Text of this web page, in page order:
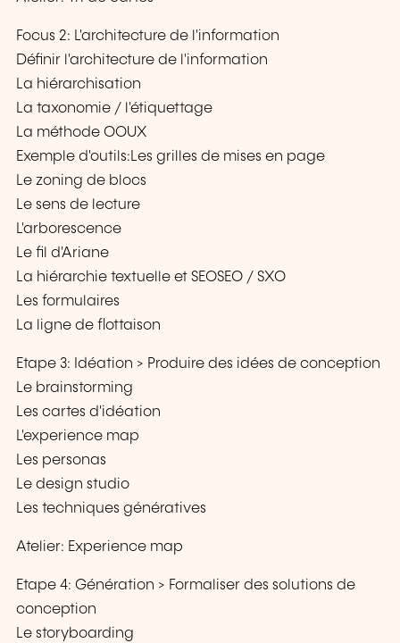
Focus 2: L'architecture de l'information
Définir l'architecture de l'information
La hiérarchisation
La taxonomie / l'étiquettage
La méthode OOUX
Exemple d'outils:Les grilles de mises en page
Le zoning de blocs
Le sens de lecture
L'arborescence
Le fil d'Ariane
La hiérarchie textuelle et SEOSEO / SXO
Les formulaires
La ligne de flottaison
Etape 3: Idéation > Produire des idées de conception
Le brainstorming
Les cartes d'idéation
L'experience map
Les personas
Le design studio
Les techniques génératives
Atelier: Experience map
Etape 4: Génération > Formaliser des solutions de
conception
Le storyboarding